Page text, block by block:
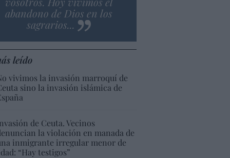
abandono de Dios en los
sagrarios...
leído
vivimos la invasión marroquí de
sino la invasión islámica de
de Ceuta. Vecinos
la violación en manada de
inmigrante irregular menor de
“Hay testigos”